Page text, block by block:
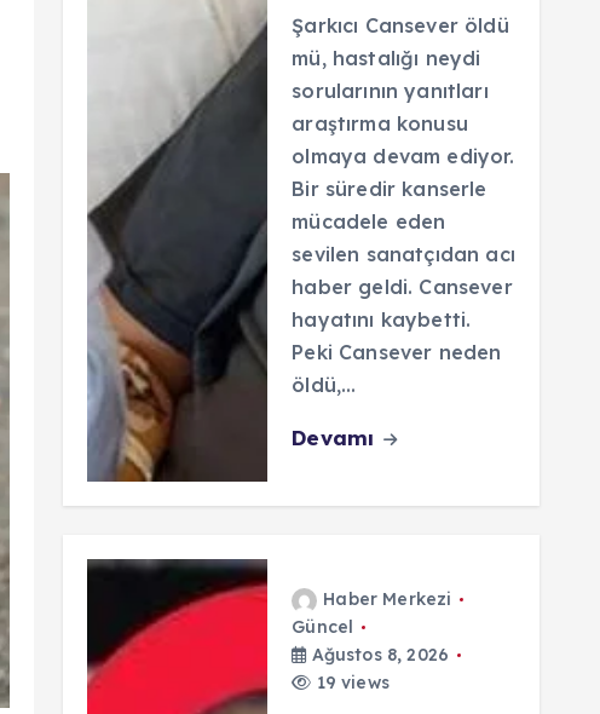
Şarkıcı Cansever öldü
mü, hastalığı neydi
sorularının yanıtları
araştırma konusu
olmaya devam ediyor.
Bir süredir kanserle
mücadele eden
sevilen sanatçıdan acı
haber geldi. Cansever
hayatını kaybetti.
Peki Cansever neden
öldü,…
Devamı
Haber Merkezi
Güncel
Ağustos 8, 2026
19 views